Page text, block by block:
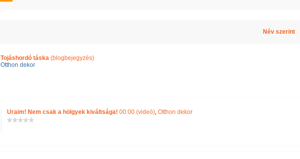
Név szerint
Tojáshordó táska(blogbejegyzés)
Otthon dekor
Uraim! Nem csak a hölgyek kiváltsága! 00:00 (videó), Otthon dekor